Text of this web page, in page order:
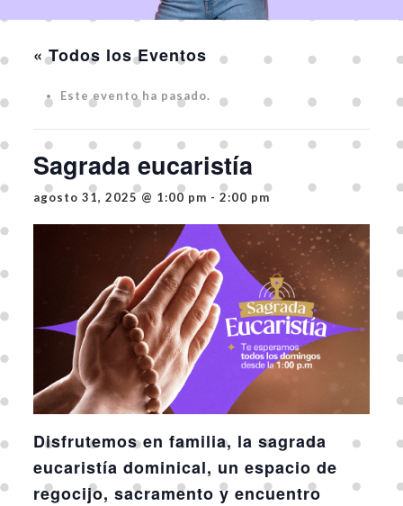
« Todos los Eventos
Este evento ha pasado.
Sagrada eucaristía
agosto 31, 2025 @ 1:00 pm - 2:00 pm
Disfrutemos en familia, la sagrada
eucaristía dominical, un espacio de
regocijo, sacramento y encuentro